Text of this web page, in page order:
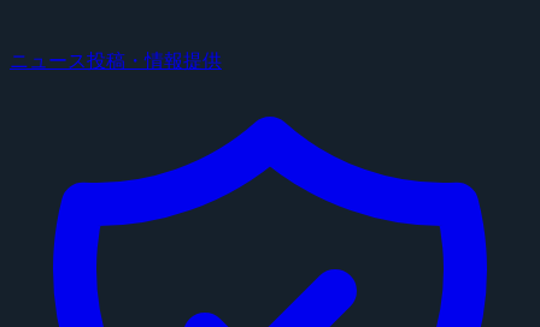
ニュース投稿・情報提供